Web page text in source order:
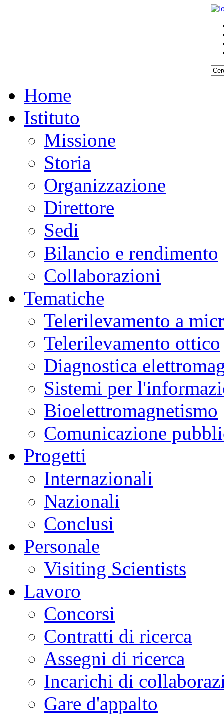
Home
Istituto
Missione
Storia
Organizzazione
Direttore
Sedi
Bilancio e rendimento
Collaborazioni
Tematiche
Telerilevamento a
Telerilevamento ottico
Diagnostica
Sistemi per
Bioelettromagnetismo
Comunicazione
Progetti
Internazionali
Nazionali
Conclusi
Personale
Visiting Scientists
Lavoro
Concorsi
Contratti di ricerca
Assegni di ricerca
Incarichi di
Gare d'appalto